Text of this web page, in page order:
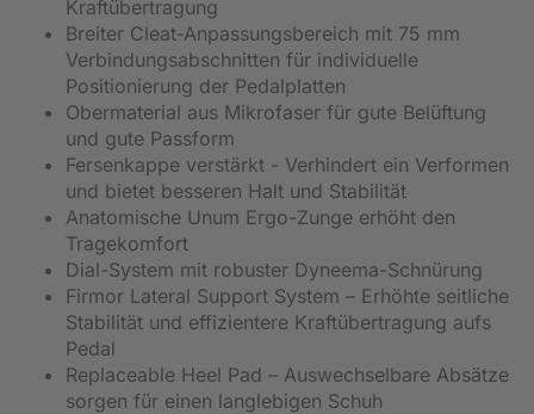
Kraftübertragung
Breiter Cleat-Anpassungsbereich mit 75 mm
Verbindungsabschnitten für individuelle
Positionierung der Pedalplatten
Obermaterial aus Mikrofaser für gute Belüftung
und gute Passform
Fersenkappe verstärkt - Verhindert ein Verformen
und bietet besseren Halt und Stabilität
Anatomische Unum Ergo-Zunge erhöht den
Tragekomfort
Dial-System mit robuster Dyneema-Schnürung
Firmor Lateral Support System – Erhöhte seitliche
Stabilität und effizientere Kraftübertragung aufs
Pedal
Replaceable Heel Pad – Auswechselbare Absätze
sorgen für einen langlebigen Schuh